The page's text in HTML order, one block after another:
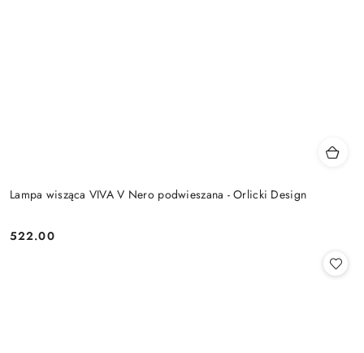
Lampa wisząca VIVA V Nero podwieszana - Orlicki Design
Cena:
522.00